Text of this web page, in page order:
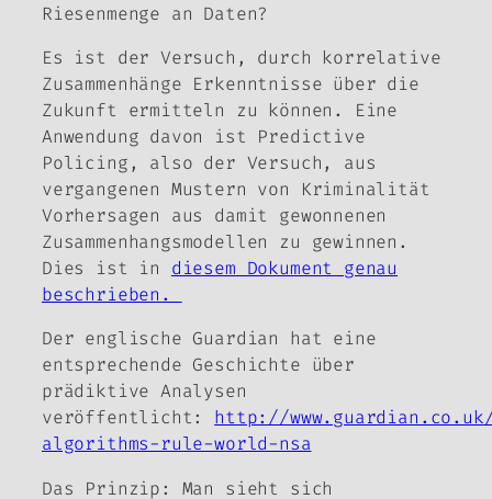
Riesenmenge an Daten?
Es ist der Versuch, durch korrelative
Zusammenhänge Erkenntnisse über die
Zukunft ermitteln zu können. Eine
Anwendung davon ist Predictive
Policing, also der Versuch, aus
vergangenen Mustern von Kriminalität
Vorhersagen aus damit gewonnenen
Zusammenhangsmodellen zu gewinnen.
Dies ist in diesem Dokument genau
beschrieben.
Der englische Guardian hat eine
entsprechende Geschichte über
prädiktive Analysen
veröffentlicht: http://
algorithms-rule-world-nsa
Das Prinzip: Man sieht sich